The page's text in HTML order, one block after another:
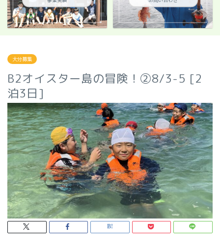
大分募集
B2オイスター島の冒険！②8/3-5 [2
泊3日]